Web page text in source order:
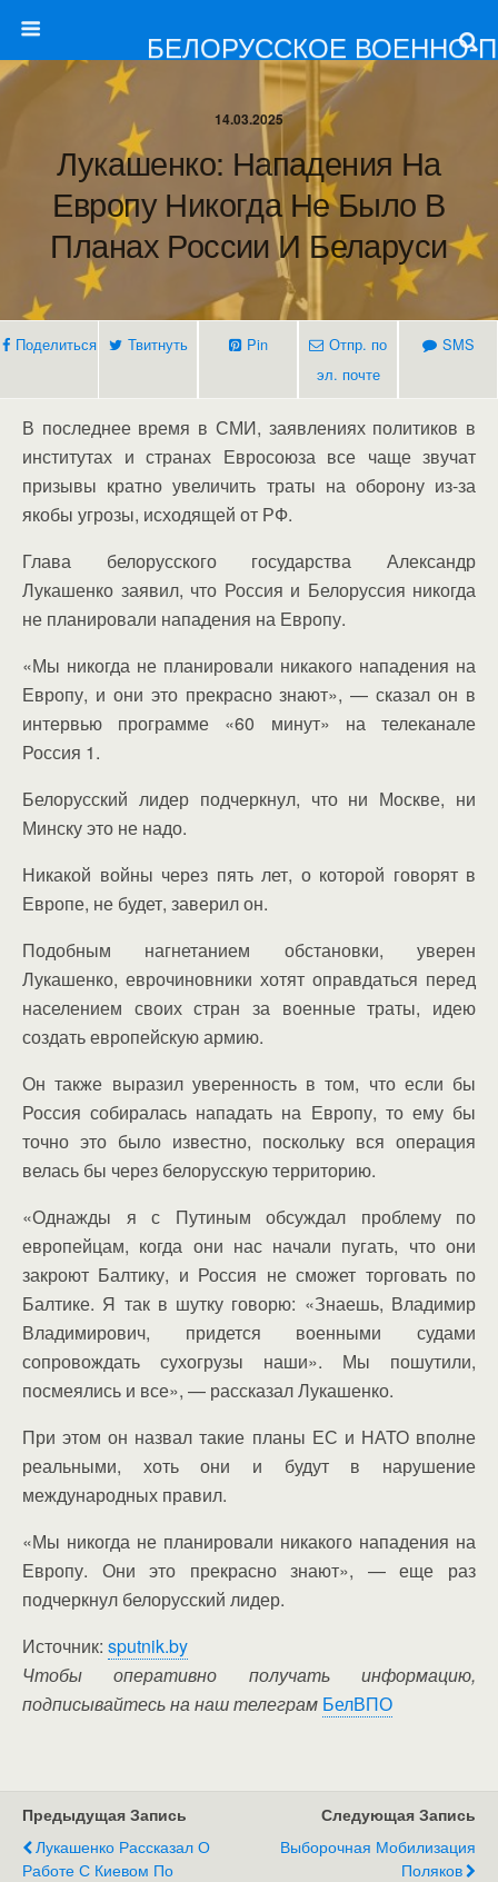
БЕЛОРУССКОЕ ВОЕННО-
14.03.2025
Лукашенко: Нападения На
Европу Никогда Не Было В
Планах России И Беларуси
Поделиться Твитнуть Pin
Отпр. по
эл. почте
SMS
В последнее время в СМИ, заявлениях политиков в
институтах и странах Евросоюза все чаще звучат
призывы кратно увеличить траты на оборону из-за
якобы угрозы, исходящей от РФ.
Глава белорусского государства Александр
Лукашенко заявил, что Россия и Белоруссия никогда
не планировали нападения на Европу.
«Мы никогда не планировали никакого нападения на
Европу, и они это прекрасно знают», — сказал он в
интервью программе «60 минут» на телеканале
Россия 1.
Белорусский лидер подчеркнул, что ни Москве, ни
Минску это не надо.
Никакой войны через пять лет, о которой говорят в
Европе, не будет, заверил он.
Подобным нагнетанием обстановки, уверен
Лукашенко, еврочиновники хотят оправдаться перед
населением своих стран за военные траты, идею
создать европейскую армию.
Он также выразил уверенность в том, что если бы
Россия собиралась нападать на Европу, то ему бы
точно это было известно, поскольку вся операция
велась бы через белорусскую территорию.
«Однажды я с Путиным обсуждал проблему по
европейцам, когда они нас начали пугать, что они
закроют Балтику, и Россия не сможет торговать по
Балтике. Я так в шутку говорю: «Знаешь, Владимир
Владимирович, придется военными судами
сопровождать сухогрузы наши». Мы пошутили,
посмеялись и все», — рассказал Лукашенко.
При этом он назвал такие планы ЕС и НАТО вполне
реальными, хоть они и будут в нарушение
международных правил.
«Мы никогда не планировали никакого нападения на
Европу. Они это прекрасно знают», — еще раз
подчеркнул белорусский лидер.
Источник: sputnik.by
Чтобы оперативно получать информацию,
подписывайтесь на наш телеграм БелВПО
Предыдущая Запись
Лукашенко Рассказал О
Работе С Киевом По
Следующая Запись
Выборочная Мобилизация
Поляков